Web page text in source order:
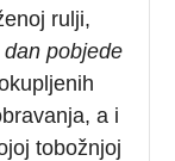
rulji,
dan pobjede
a i
tobožnjoj